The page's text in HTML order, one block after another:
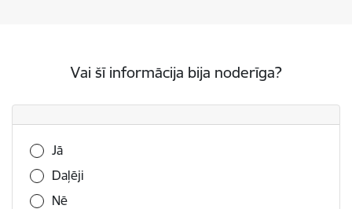
Vai šī informācija bija noderīga?
Vai šī informācija bija noderīga?
Jā
Daļēji
Nē